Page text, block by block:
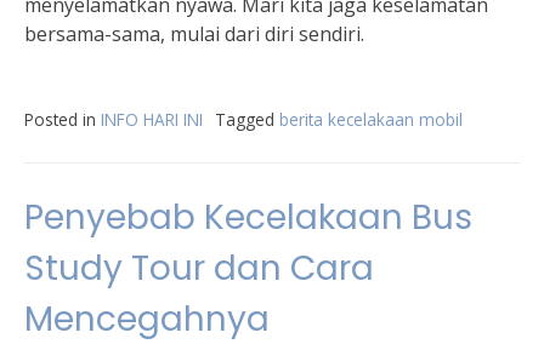
bersama-sama, mulai dari diri sendiri.
Posted in INFO HARI INI Tagged berita kecelakaan mobil
Penyebab Kecelakaan Bus
Study Tour dan Cara
Mencegahnya